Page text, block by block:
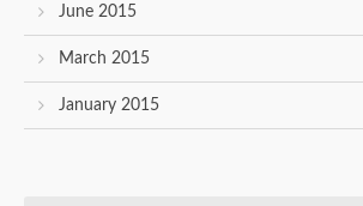
June 2015
March 2015
January 2015